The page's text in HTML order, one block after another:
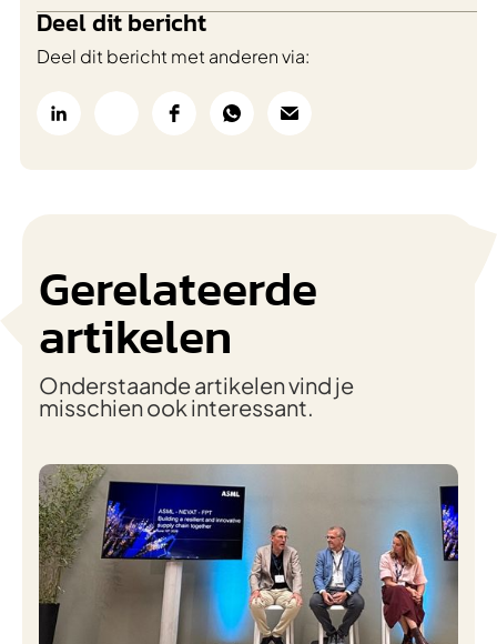
Deel dit bericht
Deel dit bericht met anderen via:
Gerelateerde
artikelen
Onderstaande artikelen vind je
misschien ook interessant.